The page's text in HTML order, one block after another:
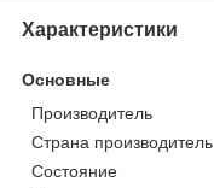
Характеристики
Основные
Производитель
Страна производитель
Состояние